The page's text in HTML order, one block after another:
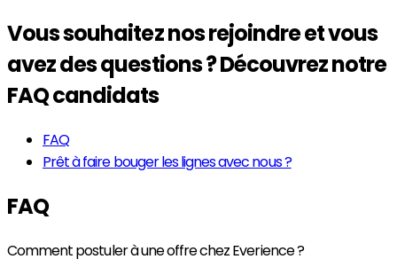
Vous souhaitez nos rejoindre et vous
avez des questions ? Découvrez notre
FAQ candidats
FAQ
Prêt à faire bouger les lignes avec nous ?
FAQ
Comment postuler à une offre chez Everience ?